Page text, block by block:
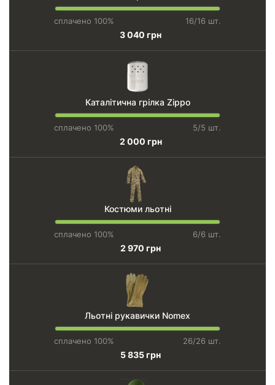
сплачено 100% 16/16 шт.
3 040 грн
Каталітична грілка Zippo
сплачено 100% 5/5 шт.
2 000 грн
Костюми льотні
сплачено 100% 6/6 шт.
2 970 грн
Льотні рукавички Nomex
сплачено 100% 26/26 шт.
5 835 грн